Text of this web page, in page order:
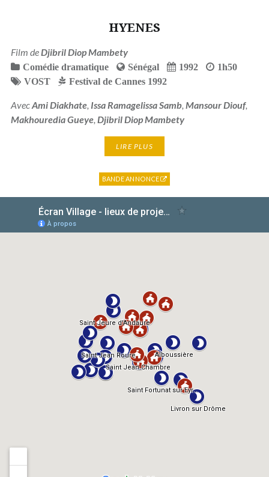
HYENES
Film deDjibril Diop Mambety
Comédie dramatique Sénégal 1992
1h50
VOST
Festival de Cannes 1992
AvecAmi Diakhate, Issa Ramagelissa Samb, Mansour Diouf,
Makhouredia Gueye, Djibril Diop Mambety
LIRE PLUS
BANDE ANNONCE